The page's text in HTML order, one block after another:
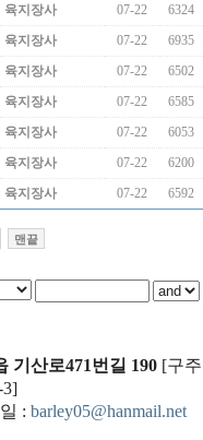
육지장사 07-22
6324
육지장사 07-22
6935
육지장사 07-22
6502
육지장사 07-22
6585
육지장사 07-22
6053
육지장사 07-22
6200
육지장사 07-22 6592
맨끝
기산로471번길 190 [구주
3]
: barley05@hanmail.net